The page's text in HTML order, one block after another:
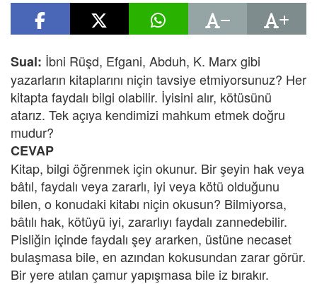
Sual: İbni Rüşd, Efgani, Abduh, K. Marx gibi
yazarların kitaplarını niçin tavsiye etmiyorsunuz? Her
kitapta faydalı bilgi olabilir. İyisini alır, kötüsünü
atarız. Tek açıya kendimizi mahkum etmek doğru
mudur?
CEVAP
Kitap, bilgi öğrenmek için okunur. Bir şeyin hak veya
bâtıl, faydalı veya zararlı, iyi veya kötü olduğunu
bilen, o konudaki kitabı niçin okusun? Bilmiyorsa,
bâtılı hak, kötüyü iyi, zararlıyı faydalı zannedebilir.
Pisliğin içinde faydalı şey ararken, üstüne necaset
bulaşmasa bile, en azından kokusundan zarar görür.
Bir yere atılan çamur yapışmasa bile iz bırakır.